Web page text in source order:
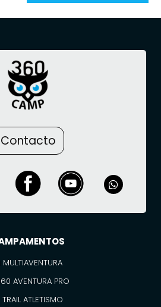
Contacto
AVENTURA PRO
ATLETISMO